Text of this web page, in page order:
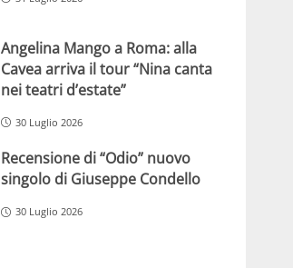
Angelina Mango a Roma: alla
Cavea arriva il tour “Nina canta
nei teatri d’estate”
30 Luglio 2026
Recensione di “Odio” nuovo
singolo di Giuseppe Condello
30 Luglio 2026